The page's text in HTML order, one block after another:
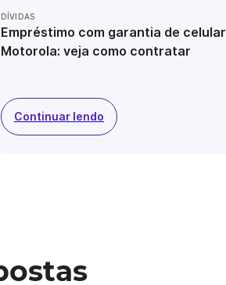
DÍVIDAS
Empréstimo com garantia de celular
Motorola: veja como contratar
Continuar lendo